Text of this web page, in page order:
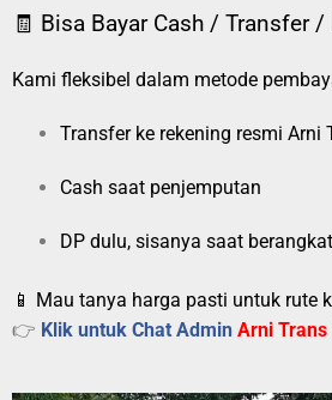
🧾 Bisa Bayar Cash / Transfer /
Kami fleksibel dalam metode
Transfer ke rekening resmi Arni
Cash saat penjemputan
DP dulu, sisanya saat berangkat
📱 Mau tanya harga pasti untuk rute
👉 Klik untuk Chat Admin Arni Trans